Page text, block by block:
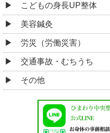
こどもの身長UP整体
美容鍼灸
労災（労働災害）
交通事故・むちうち
その他